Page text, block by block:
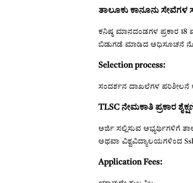
ತಾಲೂಕು ಕಾನೂನು ಸೇವೆಗಳ
ಕನಿಷ್ಠ ಮಾನದಂಡಗಳ ಪ್ರಕಾರ
ಬಿಡುಗಡೆ ಮಾಡಿದ ಅಧಿಸೂಚನೆ
Selection process:
ಸಂದರ್ಶನ ದಾಖಲೆಗಳ
TLSC ನೇಮಕಾತಿ ಪ್ರಕಾರ
ಅರ್ಜಿ ಸಲ್ಲಿಸುವ ಅಭ್ಯರ್ಥಿಗಳಿಗೆ
ಅಥವಾ ವಿಶ್ವವಿದ್ಯಾಲಯಗಳಿಂದ
Application Fees: